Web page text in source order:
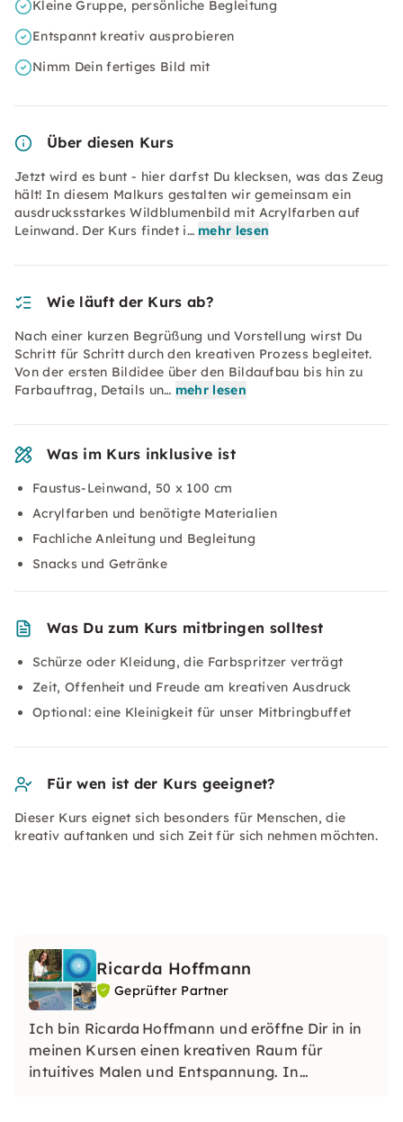
Kleine Gruppe, persönliche Begleitung
Entspannt kreativ ausprobieren
Nimm Dein fertiges Bild mit
Über diesen Kurs
Jetzt wird es bunt - hier darfst Du klecksen, was das Zeug
hält! In diesem Malkurs gestalten wir gemeinsam ein
ausdrucksstarkes Wildblumenbild mit Acrylfarben auf
Leinwand. Der Kurs findet i… mehr lesen
Wie läuft der Kurs ab?
Nach einer kurzen Begrüßung und Vorstellung wirst Du
Schritt für Schritt durch den kreativen Prozess begleitet.
Von der ersten Bildidee über den Bildaufbau bis hin zu
Farbauftrag, Details un… mehr lesen
Was im Kurs inklusive ist
Faustus-Leinwand, 50 x 100 cm
Acrylfarben und benötigte Materialien
Fachliche Anleitung und Begleitung
Snacks und Getränke
Was Du zum Kurs mitbringen solltest
Schürze oder Kleidung, die Farbspritzer verträgt
Zeit, Offenheit und Freude am kreativen Ausdruck
Optional: eine Kleinigkeit für unser Mitbringbuffet
Für wen ist der Kurs geeignet?
Dieser Kurs eignet sich besonders für Menschen, die
kreativ auftanken und sich Zeit für sich nehmen möchten.
Ricarda Hoffmann
Geprüfter Partner
Ich bin Ricarda Hoffmann und eröffne Dir in in
meinen Kursen einen kreativen Raum für
intuitives Malen und Entspannung. In